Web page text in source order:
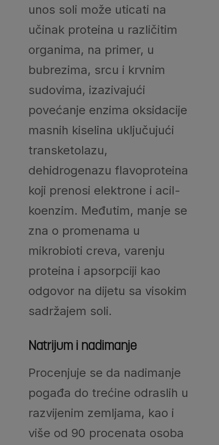
unos soli može uticati na
učinak proteina u različitim
organima, na primer, u
bubrezima, srcu i krvnim
sudovima, izazivajući
povećanje enzima oksidacije
masnih kiselina uključujući
transketolazu,
dehidrogenazu flavoproteina
koji prenosi elektrone i acil-
koenzim. Međutim, manje se
zna o promenama u
mikrobioti creva, varenju
proteina i apsorpciji kao
odgovor na dijetu sa visokim
sadržajem soli.
Natrijum i nadimanje
Procenjuje se da nadimanje
pogađa do trećine odraslih u
razvijenim zemljama, kao i
više od 90 procenata osoba